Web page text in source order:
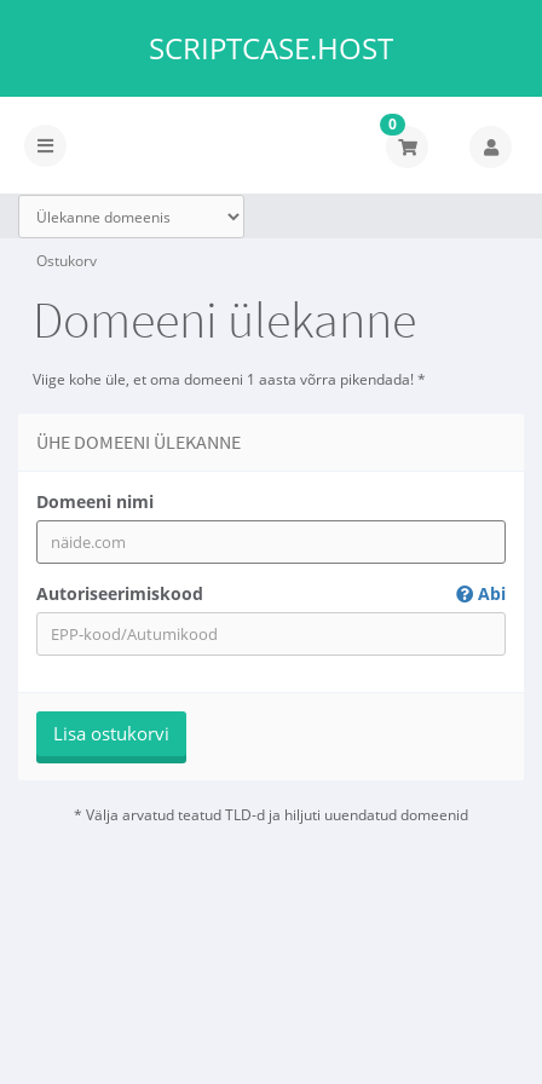
SCRIPTCASE.HOST
Lülitage
0
Ostukorv
Domeeni ülekanne
Viige kohe üle, et oma domeeni 1 aasta võrra pikendada! *
ÜHE DOMEENI ÜLEKANNE
Domeeni nimi
Autoriseerimiskood Abi
Lisa ostukorvi
* Välja arvatud teatud TLD-d ja hiljuti uuendatud domeenid